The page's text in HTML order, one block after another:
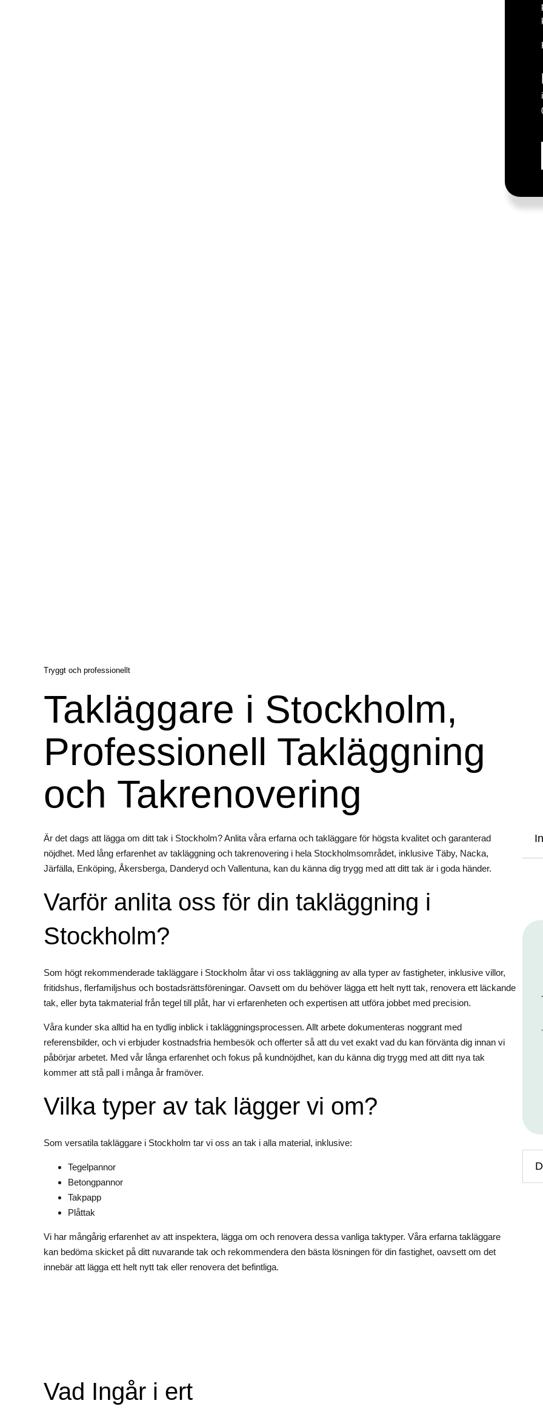
Tryggt och professionellt
Takläggare i Stockholm,
Professionell Takläggning
och Takrenovering
Är det dags att lägga om ditt tak i Stockholm? Anlita våra erfarna och takläggare för högsta kvalitet och garanterad
nöjdhet. Med lång erfarenhet av takläggning och takrenovering i hela Stockholmsområdet, inklusive Täby, Nacka,
Järfälla, Enköping, Åkersberga, Danderyd och Vallentuna, kan du känna dig trygg med att ditt tak är i goda händer.
Varför anlita oss för din takläggning i
Stockholm?
Som högt rekommenderade takläggare i Stockholm åtar vi oss takläggning av alla typer av fastigheter, inklusive villor,
fritidshus, flerfamiljshus och bostadsrättsföreningar. Oavsett om du behöver lägga ett helt nytt tak, renovera ett läckande
tak, eller byta takmaterial från tegel till plåt, har vi erfarenheten och expertisen att utföra jobbet med precision.
Våra kunder ska alltid ha en tydlig inblick i takläggningsprocessen. Allt arbete dokumenteras noggrant med
referensbilder, och vi erbjuder kostnadsfria hembesök och offerter så att du vet exakt vad du kan förvänta dig innan vi
påbörjar arbetet. Med vår långa erfarenhet och fokus på kundnöjdhet, kan du känna dig trygg med att ditt nya tak
kommer att stå pall i många år framöver.
Vilka typer av tak lägger vi om?
Som versatila takläggare i Stockholm tar vi oss an tak i alla material, inklusive:
Tegelpannor
Betongpannor
Takpapp
Plåttak
Vi har mångårig erfarenhet av att inspektera, lägga om och renovera dessa vanliga taktyper. Våra erfarna takläggare
kan bedöma skicket på ditt nuvarande tak och rekommendera den bästa lösningen för din fastighet, oavsett om det
innebär att lägga ett helt nytt tak eller renovera det befintliga.
Vad Ingår i ert